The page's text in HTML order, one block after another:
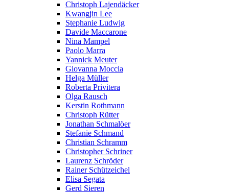
Christoph Lajendäcker
Kwangjin Lee
Stephanie Ludwig
Davide Maccarone
Nina Mampel
Paolo Marra
Yannick Meuter
Giovanna Moccia
Helga Müller
Roberta Privitera
Olga Rausch
Kerstin Rothmann
Christoph Rütter
Jonathan Schmalöer
Stefanie Schmand
Christian Schramm
Christopher Schriner
Laurenz Schröder
Rainer Schützeichel
Elisa Segata
Gerd Sieren